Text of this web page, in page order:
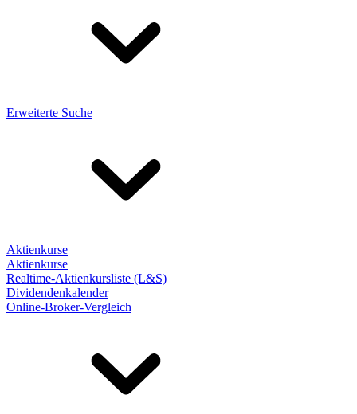
Erweiterte Suche
Aktienkurse
Aktienkurse
Realtime-Aktienkursliste (L&S)
Dividendenkalender
Online-Broker-Vergleich